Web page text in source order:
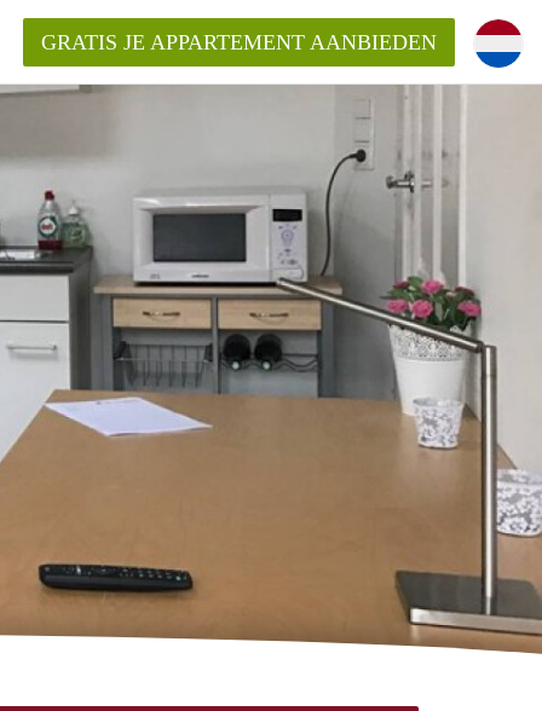
in Maastricht?
GRATIS JE APPARTEMENT AANBIEDEN